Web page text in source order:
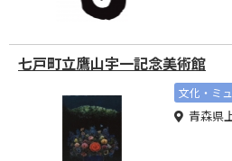
七戸町立鷹山宇一記念美術館
文化・ミ
青森県